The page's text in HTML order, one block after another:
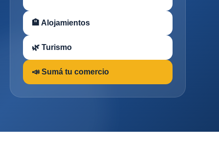
🏨 Alojamientos
🌿 Turismo
📣 Sumá tu comercio